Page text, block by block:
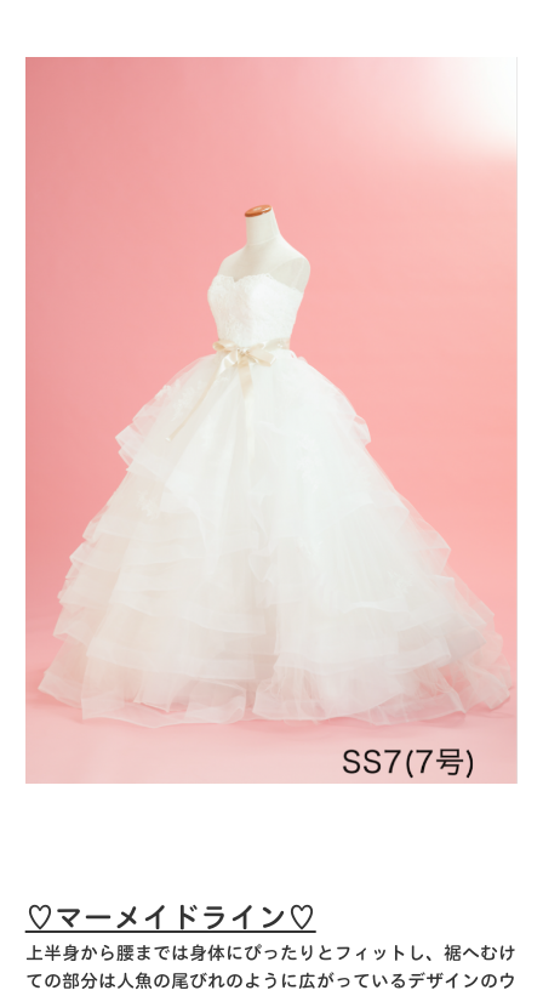
♡マーメイドライン♡
上半身から腰までは身体にぴったりとフィットし、裾へむけ
ての部分は人魚の尾びれのように広がっているデザインのウ